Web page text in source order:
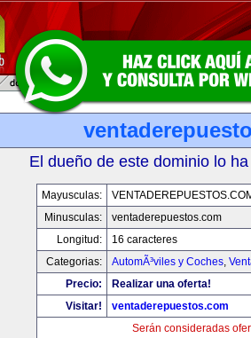
El dueño de este dominio lo
Mayusculas:
Minusculas:
ventaderepuestos.com
Longitud:
16 caracteres
Categorias:
AutomÃ³viles y Coches,
Precio:
Realizar una oferta!
Visitar!
ventaderepuestos.com
Serán consideradas